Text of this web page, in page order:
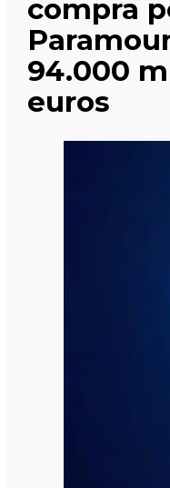
compra
94.000
euros